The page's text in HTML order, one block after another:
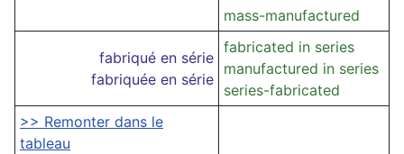
mass-manufactured
fabriqué en série
fabriquée en série
fabricated in series
manufactured in series
series-fabricated
>> Remonter dans le
tableau